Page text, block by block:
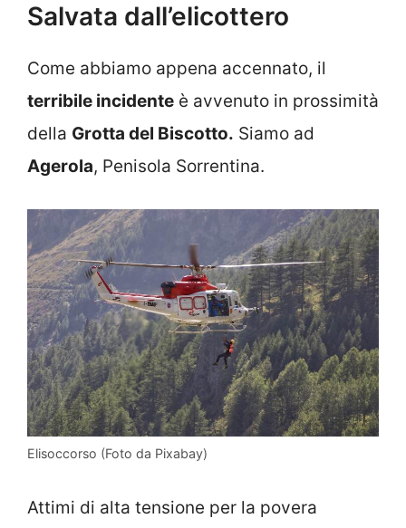
Salvata dall’elicottero
Come abbiamo appena accennato, il
terribile incidente è avvenuto in prossimità
della Grotta del Biscotto. Siamo ad
Agerola, Penisola Sorrentina.
Elisoccorso (Foto da Pixabay)
Attimi di alta tensione per la povera